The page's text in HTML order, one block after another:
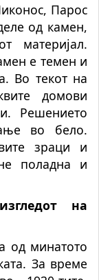
Парос
од камен,
материјал.
е темен и
Во текот на
домови
Решението
во бело.
зраци и
поладна и
на
од минатото
За време